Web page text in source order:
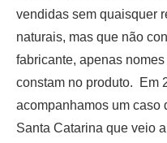
vendidas sem quaisquer
naturais, mas que não
fabricante, apenas
constam no produto. Em
acompanhamos um caso
Santa Catarina que veio